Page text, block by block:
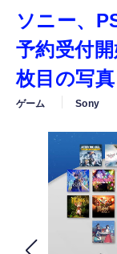
ソニー、
予約受付
枚目の写
ゲーム Sony